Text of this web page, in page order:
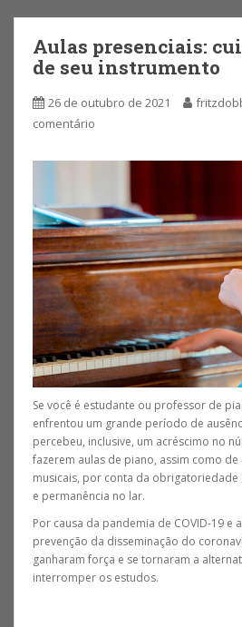
Aulas presenciais:
de seu instrumento
26 de outubro de 2021
comentário
Se você é estudante ou professor de
enfrentou um grande período de
percebeu, inclusive, um acréscimo no
fazerem aulas de piano, assim como
musicais, por conta da
e permanência no lar.
Por causa da pandemia de COVID-19 e
prevenção da disseminação do
ganharam força e se tornaram a
interromper os estudos.